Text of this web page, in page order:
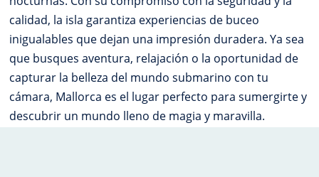
calidad, la isla garantiza experiencias de buceo
inigualables que dejan una impresión duradera. Ya sea
que busques aventura, relajación o la oportunidad de
capturar la belleza del mundo submarino con tu
cámara, Mallorca es el lugar perfecto para sumergirte y
descubrir un mundo lleno de magia y maravilla.